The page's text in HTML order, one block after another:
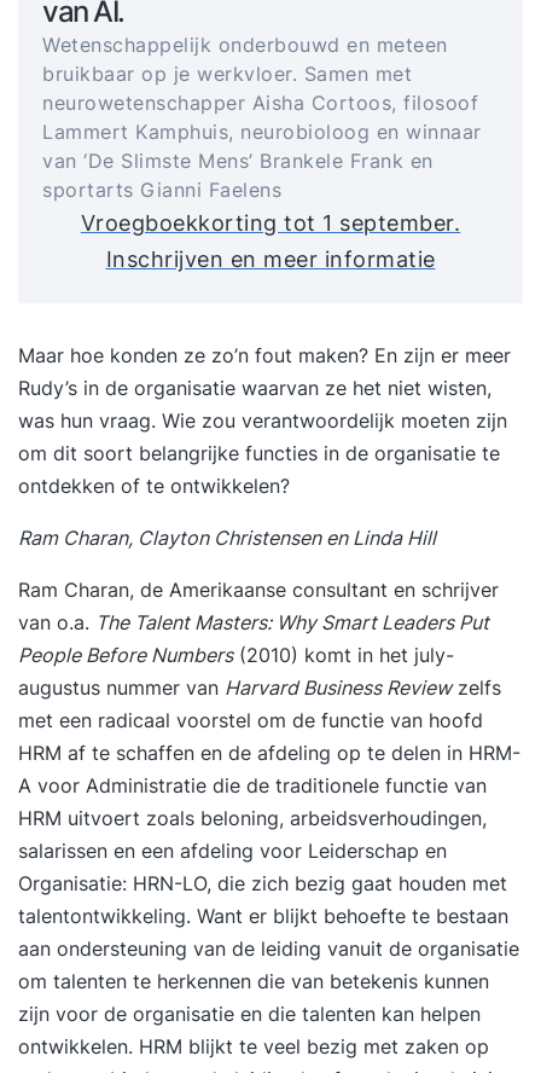
van AI.
Wetenschappelijk onderbouwd en meteen
bruikbaar op je werkvloer. Samen met
neurowetenschapper Aisha Cortoos, filosoof
Lammert Kamphuis, neurobioloog en winnaar
van ‘De Slimste Mens’ Brankele Frank en
sportarts Gianni Faelens
Vroegboekkorting tot 1 september.
Inschrijven en meer informatie
Maar hoe konden ze zo’n fout maken? En zijn er meer
Rudy’s in de organisatie waarvan ze het niet wisten,
was hun vraag. Wie zou verantwoordelijk moeten zijn
om dit soort belangrijke functies in de organisatie te
ontdekken of te ontwikkelen?
Ram Charan, Clayton Christensen en Linda Hill
Ram Charan, de Amerikaanse consultant en schrijver
van o.a. The Talent Masters: Why Smart Leaders Put
People Before Numbers(2010) komt in het july-
augustus nummer van Harvard Business Reviewzelfs
met een radicaal voorstel om de functie van hoofd
HRM af te schaffen en de afdeling op te delen in HRM-
A voor Administratie die de traditionele functie van
HRM uitvoert zoals beloning, arbeidsverhoudingen,
salarissen en een afdeling voor Leiderschap en
Organisatie: HRN-LO, die zich bezig gaat houden met
talentontwikkeling. Want er blijkt behoefte te bestaan
aan ondersteuning van de leiding vanuit de organisatie
om talenten te herkennen die van betekenis kunnen
zijn voor de organisatie en die talenten kan helpen
ontwikkelen. HRM blijkt te veel bezig met zaken op